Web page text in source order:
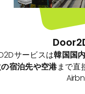
サービスは韓国国
宿泊先や空港まで直